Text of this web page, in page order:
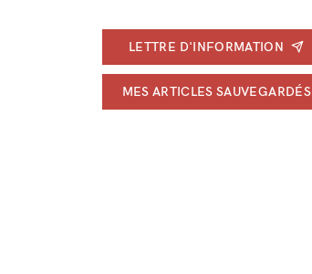
LETTRE D'INFORMATION
MES ARTICLES SAUVEGARDÉS